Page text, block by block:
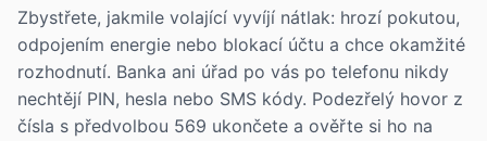
Zbystřete, jakmile volající vyvíjí nátlak: hrozí pokutou,
odpojením energie nebo blokací účtu a chce okamžité
rozhodnutí. Banka ani úřad po vás po telefonu nikdy
nechtějí PIN, hesla nebo SMS kódy. Podezřelý hovor z
čísla s předvolbou 569 ukončete a ověřte si ho na